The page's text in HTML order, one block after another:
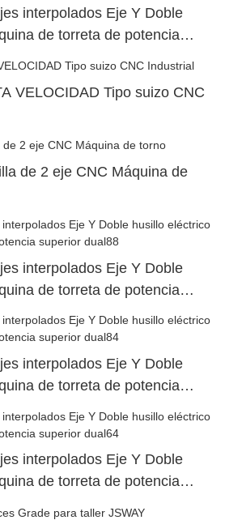
interpolados Eje Y Doble
de torreta de potencia
VELOCIDAD Tipo suizo CNC
de 2 eje CNC Máquina de
interpolados Eje Y Doble
de torreta de potencia
interpolados Eje Y Doble
de torreta de potencia
interpolados Eje Y Doble
de torreta de potencia